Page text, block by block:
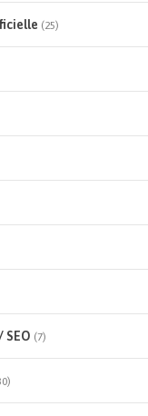
(25)
SEO (7)